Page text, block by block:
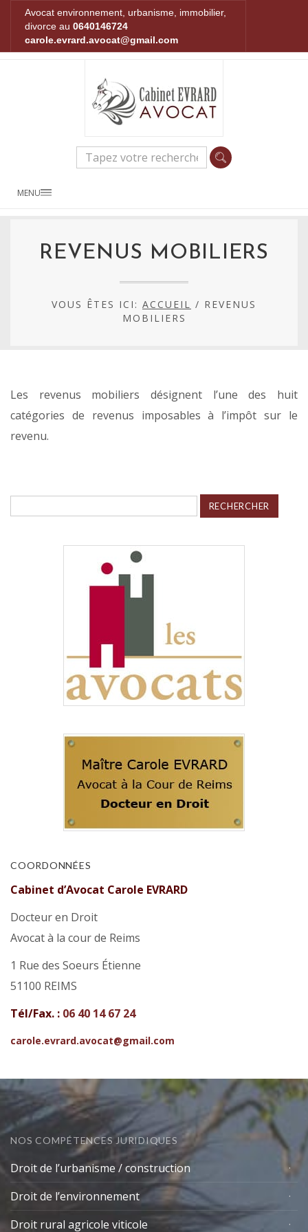
Avocat environnement, urbanisme, immobilier,
divorce au 0640146724
carole.evrard.avocat@gmail.com
MENU
REVENUS MOBILIERS
VOUS ÊTES ICI: ACCUEIL / REVENUS
MOBILIERS
Les revenus mobiliers désignent l’une des huit
catégories de revenus imposables à l’impôt sur le
revenu.
Rechercher :
COORDONNÉES
Cabinet d’Avocat Carole EVRARD
Docteur en Droit
Avocat à la cour de Reims
1 Rue des Soeurs Étienne
51100 REIMS
Tél/Fax. : 06 40 14 67 24
carole.evrard.avocat@gmail.com
NOS COMPÉTENCES JURIDIQUES
Droit de l’urbanisme / construction
Droit de l’environnement
Droit rural agricole viticole